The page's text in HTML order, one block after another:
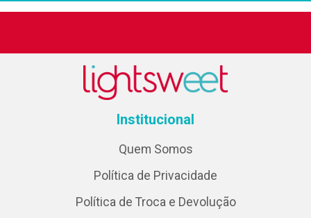
Institucional
Quem Somos
Política de Privacidade
Política de Troca e Devolução